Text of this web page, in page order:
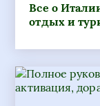
Все о
отдых и